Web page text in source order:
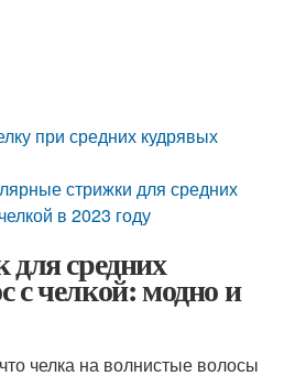
при средних кудрявых
стрижки для средних
в 2023 году
для средних
с челкой: модно и
челка на волнистые волосы